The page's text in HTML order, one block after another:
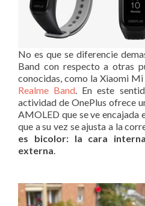
No es que se diferencie
Band con respecto a otras
conocidas, como la Xiaomi
Realme Band. En este
actividad de OnePlus ofrece
AMOLED que se ve encajada
que a su vez se ajusta a la
es bicolor: la cara
externa.